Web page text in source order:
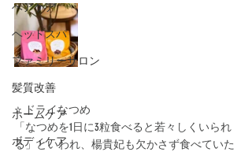
ヘアケア
ヘッドスパ
ファミリーサロン
髪質改善
ホームケア
ボディケア
⭐️ ドライなつめ
「なつめを1日に3粒食べると若々しくいられ
る」といわれ、楊貴妃も欠かさず食べていた